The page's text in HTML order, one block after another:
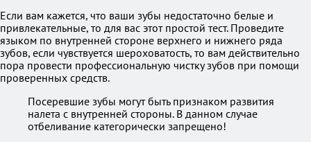
Если вам кажется, что ваши зубы недостаточно белые и
привлекательные, то для вас этот простой тест. Проведите
языком по внутренней стороне верхнего и нижнего ряда
зубов, если чувствуется шероховатость, то вам действительно
пора провести профессиональную чистку зубов при помощи
проверенных средств.
Посеревшие зубы могут быть признаком развития
налета с внутренней стороны. В данном случае
отбеливание категорически запрещено!